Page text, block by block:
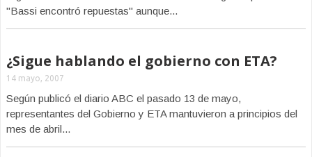
"Bassi encontró repuestas" aunque...
¿Sigue hablando el gobierno con ETA?
14 mayo, 2007
Según publicó el diario ABC el pasado 13 de mayo,
representantes del Gobierno y ETA mantuvieron a principios del
mes de abril...